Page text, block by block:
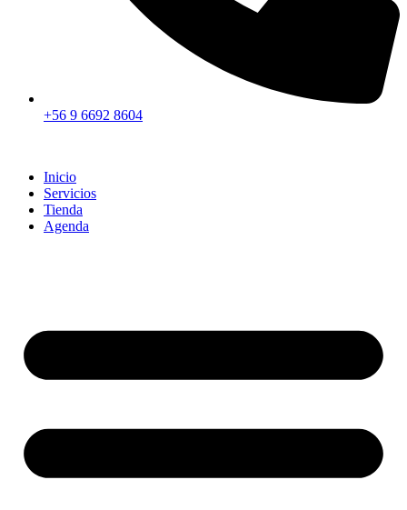
+56 9 6692 8604
Inicio
Servicios
Tienda
Agenda